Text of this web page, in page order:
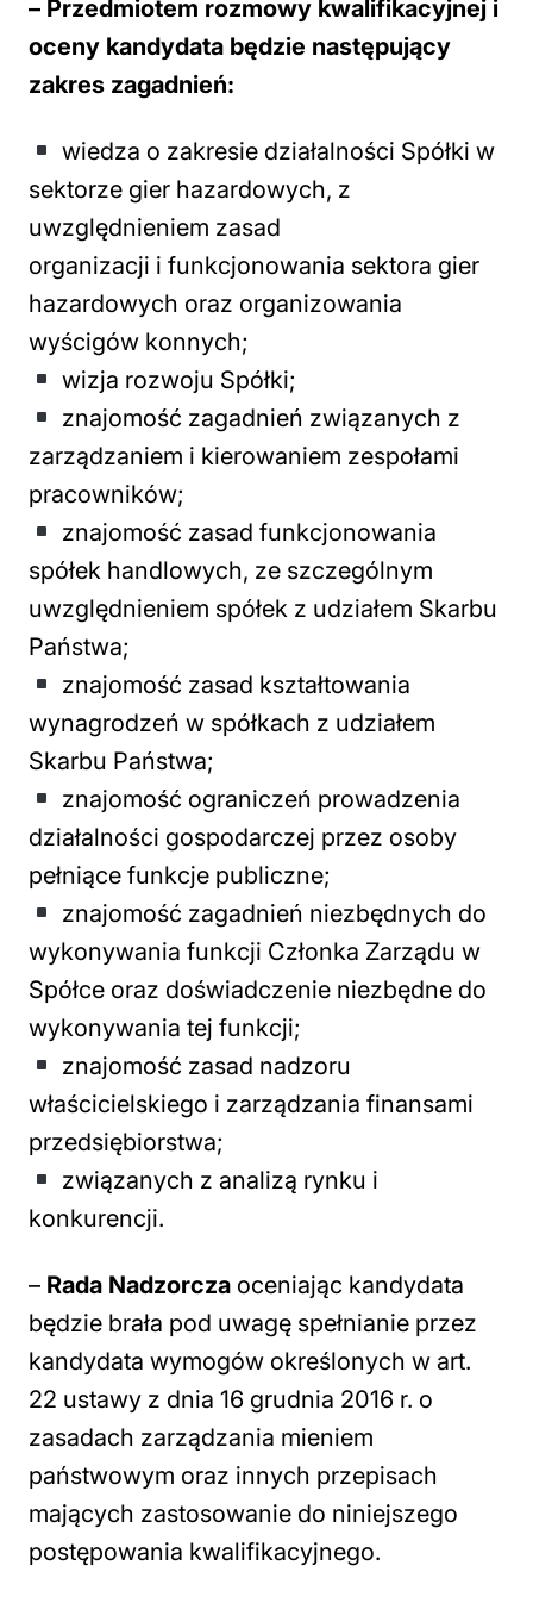
– Przedmiotem rozmowy kwalifikacyjnej i
oceny kandydata będzie następujący
zakres zagadnień:
wiedza o zakresie działalności Spółki w
sektorze gier hazardowych, z
uwzględnieniem zasad
organizacji i funkcjonowania sektora gier
hazardowych oraz organizowania
wyścigów konnych;
wizja rozwoju Spółki;
znajomość zagadnień związanych z
zarządzaniem i kierowaniem zespołami
pracowników;
znajomość zasad funkcjonowania
spółek handlowych, ze szczególnym
uwzględnieniem spółek z udziałem Skarbu
Państwa;
znajomość zasad kształtowania
wynagrodzeń w spółkach z udziałem
Skarbu Państwa;
znajomość ograniczeń prowadzenia
działalności gospodarczej przez osoby
pełniące funkcje publiczne;
znajomość zagadnień niezbędnych do
wykonywania funkcji Członka Zarządu w
Spółce oraz doświadczenie niezbędne do
wykonywania tej funkcji;
znajomość zasad nadzoru
właścicielskiego i zarządzania finansami
przedsiębiorstwa;
związanych z analizą rynku i
konkurencji.
– Rada Nadzorcza oceniając kandydata
będzie brała pod uwagę spełnianie przez
kandydata wymogów określonych w art.
22 ustawy z dnia 16 grudnia 2016 r. o
zasadach zarządzania mieniem
państwowym oraz innych przepisach
mających zastosowanie do niniejszego
postępowania kwalifikacyjnego.